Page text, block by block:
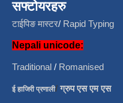
सफ्टोयरहरु
टाईपिङ मास्टर/ Rapid Typing
Nepali unicode:
Traditional / Romanised
ई हाजिरी प्रणाली/ग्रुप एस एम एस